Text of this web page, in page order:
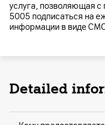
услуга, позволяющая
5005 подписаться на
информации в виде
Detailed